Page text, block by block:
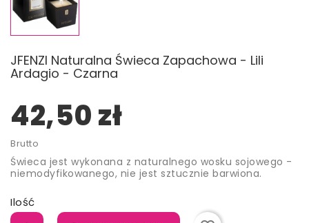
JFENZI Naturalna Świeca Zapachowa - Lili
Ardagio - Czarna
42,50 zł
Brutto
Świeca jest wykonana z naturalnego wosku sojowego -
niemodyfikowanego, nie jest sztucznie barwiona.
Ilość